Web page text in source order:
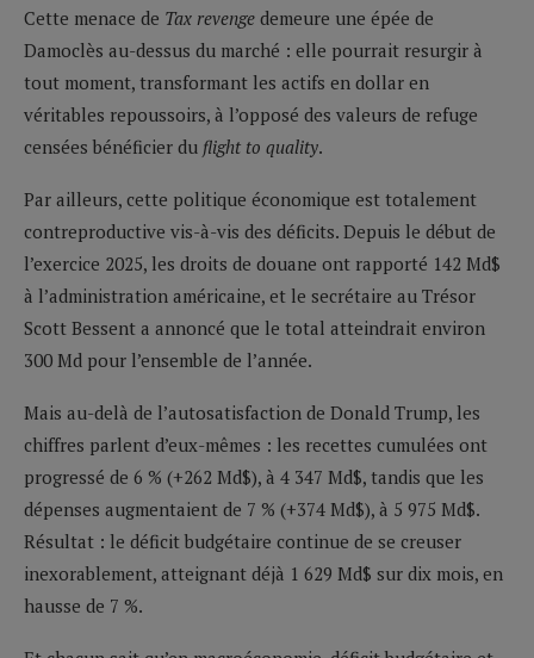
Cette menace de Tax revenge demeure une épée de
Damoclès au-dessus du marché : elle pourrait resurgir à
tout moment, transformant les actifs en dollar en
véritables repoussoirs, à l’opposé des valeurs de refuge
censées bénéficier du flight to quality.
Par ailleurs, cette politique économique est totalement
contreproductive vis-à-vis des déficits. Depuis le début de
l’exercice 2025, les droits de douane ont rapporté 142 Md$
à l’administration américaine, et le secrétaire au Trésor
Scott Bessent a annoncé que le total atteindrait environ
300 Md pour l’ensemble de l’année.
Mais au-delà de l’autosatisfaction de Donald Trump, les
chiffres parlent d’eux-mêmes : les recettes cumulées ont
progressé de 6 % (+262 Md$), à 4 347 Md$, tandis que les
dépenses augmentaient de 7 % (+374 Md$), à 5 975 Md$.
Résultat : le déficit budgétaire continue de se creuser
inexorablement, atteignant déjà 1 629 Md$ sur dix mois, en
hausse de 7 %.